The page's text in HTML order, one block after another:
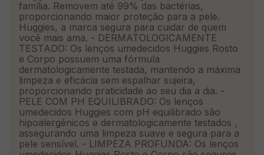
família. Removem até 99% das bactérias,
proporcionando maior proteção para a pele.
Huggies, a marca segura para cuidar de quem
você mais ama. - DERMATOLOGICAMENTE
TESTADO: Os lenços umedecidos Huggies Rosto
e Corpo possuem uma fórmula
dermatologicamente testada, mantendo a máxima
limpeza e eficácia sem espalhar sujeira,
proporcionando praticidade ao seu dia a dia. -
PELE COM PH EQUILIBRADO: Os lenços
umedecidos Huggies com pH equilibrado são
hipoalergênicos e dermatologicamente testados ,
assegurando uma limpeza suave e segura para a
pele sensível. - LIMPEZA PROFUNDA: Os lenços